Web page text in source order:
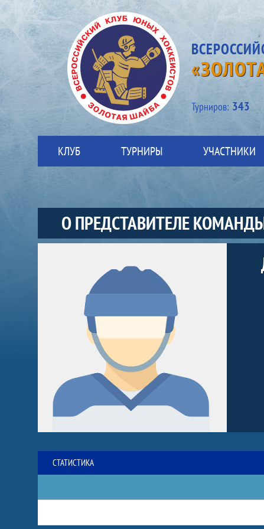
Турниров: 343
КЛУБ ТУРНИРЫ УЧАСТНИКИ
О ПРЕДСТАВИТЕЛЕ
Участники-представитель-команды
СТАТИСТИКА